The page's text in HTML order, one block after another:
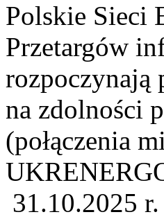
Polskie Sieci
Przetargów
rozpoczynają
na zdolności
(połączenia
31.10.2025 r.